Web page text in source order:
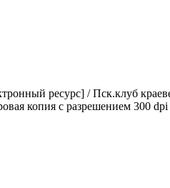
ресурс] / Пск.клуб
копия с разрешением 300 dpi